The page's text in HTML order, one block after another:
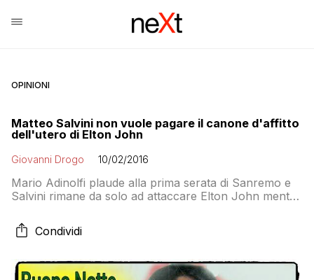
OPINIONI
Matteo Salvini non vuole pagare il canone d'affitto
dell'utero di Elton John
Giovanni Drogo 10/02/2016
Mario Adinolfi plaude alla prima serata di Sanremo e
Salvini rimane da solo ad attaccare Elton John mentre
Condividi